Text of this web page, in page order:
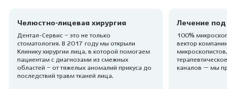
Челюстно-лицевая хирургия
Дентал-Сервис – это не только
стоматология. В 2017 году мы открыли
Клинику хирургии лица, в которой помогаем
пациентам с диагнозами из смежных
областей – от тяжелых аномалий прикуса до
последствий травм тканей лица.
Лечение
100%
вектор
каналов — мы